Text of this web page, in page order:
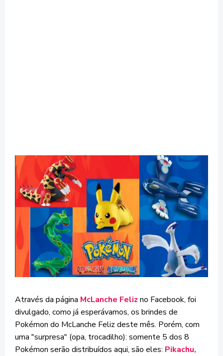
Através da página McLanche Feliz no Facebook, foi
divulgado, como já esperávamos, os brindes de
Pokémon do McLanche Feliz deste mês. Porém, com
uma "surpresa" (opa, trocadilho): somente 5 dos 8
Pokémon serão distribuídos aqui, são eles: Pikachu,